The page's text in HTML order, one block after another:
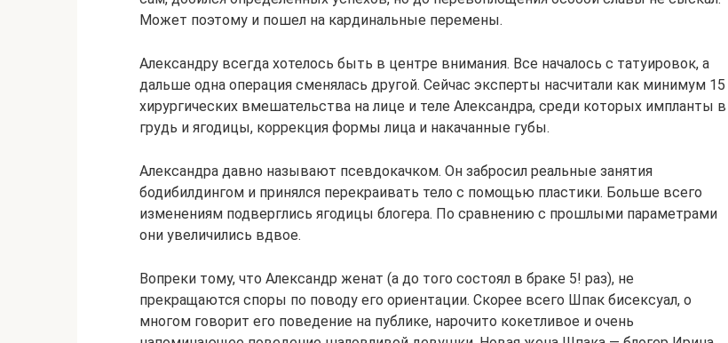
Может поэтому и пошел на кардинальные перемены.
Александру всегда хотелось быть в центре внимания. Все началось с татуировок, а
дальше одна операция сменялась другой. Сейчас эксперты насчитали как минимум 15
хирургических вмешательства на лице и теле Александра, среди которых импланты в
грудь и ягодицы, коррекция формы лица и накачанные губы.
Александра давно называют псевдокачком. Он забросил реальные занятия
бодибилдингом и принялся перекраивать тело с помощью пластики. Больше всего
изменениям подверглись ягодицы блогера. По сравнению с прошлыми параметрами
они увеличились вдвое.
Вопреки тому, что Александр женат (а до того состоял в браке 5! раз), не
прекращаются споры по поводу его ориентации. Скорее всего Шпак бисексуал, о
многом говорит его поведение на публике, нарочито кокетливое и очень